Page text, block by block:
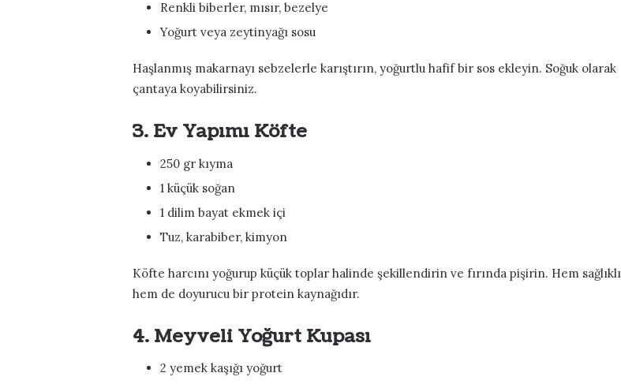
Renkli biberler, mısır, bezelye
Yoğurt veya zeytinyağı sosu
Haşlanmış makarnayı sebzelerle karıştırın, yoğurtlu hafif bir sos ekleyin. Soğuk olarak
çantaya koyabilirsiniz.
3. Ev Yapımı Köfte
250 gr kıyma
1 küçük soğan
1 dilim bayat ekmek içi
Tuz, karabiber, kimyon
Köfte harcını yoğurup küçük toplar halinde şekillendirin ve fırında pişirin. Hem sağlıklı
hem de doyurucu bir protein kaynağıdır.
4. Meyveli Yoğurt Kupası
2 yemek kaşığı yoğurt